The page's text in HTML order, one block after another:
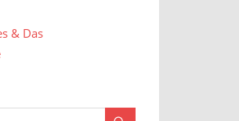
& Das